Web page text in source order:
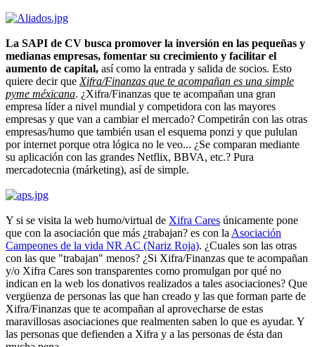
La SAPI de CV busca promover la inversión en las pequeñas y
medianas empresas, fomentar su crecimiento y facilitar el
aumento de capital, así como la entrada y salida de socios. Esto
quiere decir que Xifra/Finanzas que te acompañan es una simple
pyme méxicana. ¿Xifra/Finanzas que te acompañan una gran
empresa líder a nivel mundial y competidora con las mayores
empresas y que van a cambiar el mercado? Competirán con las otras
empresas/humo que también usan el esquema ponzi y que pululan
por internet porque otra lógica no le veo... ¿Se comparan mediante
su aplicación con las grandes Netflix, BBVA, etc.? Pura
mercadotecnia (márketing), así de simple.
Y si se visita la web humo/virtual de Xifra Cares únicamente pone
que con la asociación que más ¿trabajan? es con la Asociación
Campeones de la vida NR AC (Nariz Roja). ¿Cuales son las otras
con las que "trabajan" menos? ¿Si Xifra/Finanzas que te acompañan
y/o Xifra Cares son transparentes como promulgan por qué no
indican en la web los donativos realizados a tales asociaciones? Que
vergüenza de personas las que han creado y las que forman parte de
Xifra/Finanzas que te acompañan al aprovecharse de estas
maravillosas asociaciones que realmenten saben lo que es ayudar. Y
las personas que defienden a Xifra y a las personas de ésta dan